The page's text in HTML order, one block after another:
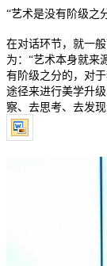
“艺术是没有阶级之
在对话环节，就一
为： “艺术本身就来
有阶级之分的，对
途径来进行美学升
察、去思考、去发